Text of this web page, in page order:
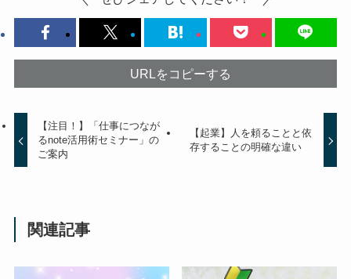
URLをコピーする
【注目！】「仕事につなが
るnote活用術セミナー」の
ご案内
【起業】人を頼ることと依
存することの明確な違い
関連記事